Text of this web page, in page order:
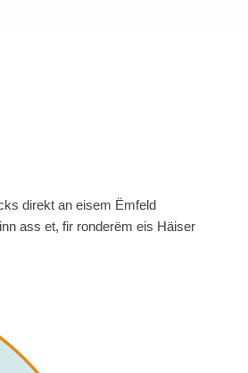
direkt an eisem Ëmfeld
ass et, fir ronderëm eis Häiser